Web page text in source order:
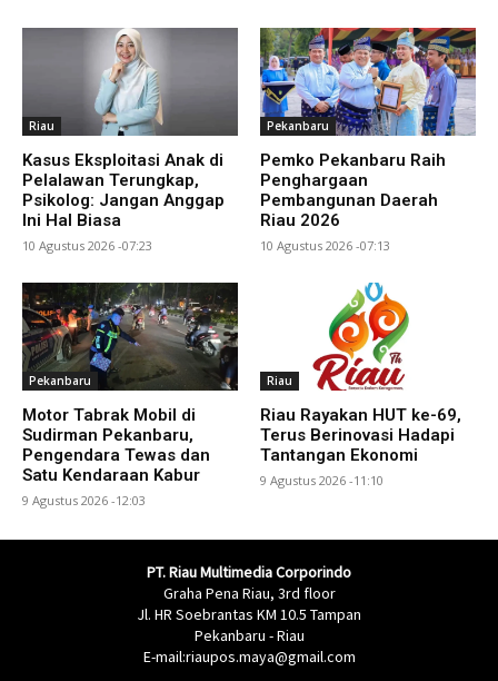
Riau
Kasus Eksploitasi Anak di
Pelalawan Terungkap,
Psikolog: Jangan Anggap
Ini Hal Biasa
10 Agustus 2026 -07:23
Pekanbaru
Pemko Pekanbaru Raih
Penghargaan
Pembangunan Daerah
Riau 2026
10 Agustus 2026 -07:13
Pekanbaru
Motor Tabrak Mobil di
Sudirman Pekanbaru,
Pengendara Tewas dan
Satu Kendaraan Kabur
9 Agustus 2026 -12:03
Riau
Riau Rayakan HUT ke-69,
Terus Berinovasi Hadapi
Tantangan Ekonomi
9 Agustus 2026 -11:10
PT. Riau Multimedia Corporindo
Graha Pena Riau, 3rd floor
Jl. HR Soebrantas KM 10.5 Tampan
Pekanbaru - Riau
E-mail:riaupos.maya@gmail.com